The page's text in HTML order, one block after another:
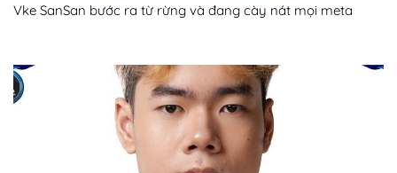
Vke SanSan bước ra từ rừng và đang cày nát mọi meta